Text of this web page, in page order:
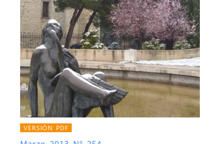
VERSIÓN PDF